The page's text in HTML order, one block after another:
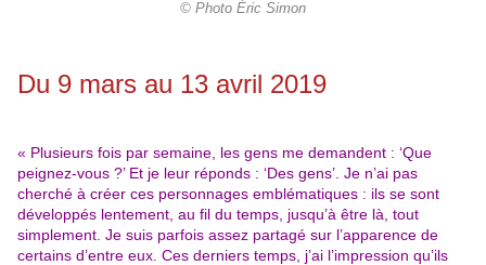
© Photo Éric Simon
Du 9 mars au 13 avril 2019
« Plusieurs fois par semaine, les gens me demandent : ‘Que
peignez-vous ?’ Et je leur réponds : ‘Des gens’. Je n’ai pas
cherché à créer ces personnages emblématiques : ils se sont
développés lentement, au fil du temps, jusqu’à être là, tout
simplement. Je suis parfois assez partagé sur l’apparence de
certains d’entre eux. Ces derniers temps, j’ai l’impression qu’ils